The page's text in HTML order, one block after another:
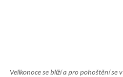
Velikonoce se blíží a pro pohoštění se